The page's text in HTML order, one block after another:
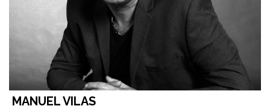
MANUEL VILAS